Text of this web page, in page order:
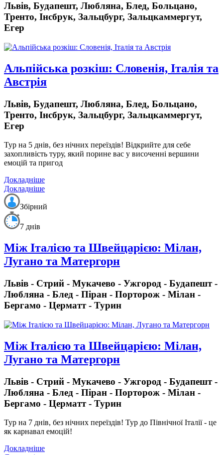
Львів, Будапешт, Любляна, Блед, Больцано,
Тренто, Інсбрук, Зальцбург, Зальцкаммергут,
Егер
Альпійська розкіш: Словенія, Італія та
Австрія
Львів, Будапешт, Любляна, Блед, Больцано,
Тренто, Інсбрук, Зальцбург, Зальцкаммергут,
Егер
Тур на 5 днів, без нічних переїздів! Відкрийте для себе
захопливість туру, який порине вас у височенні вершини
емоцій та пригод
Докладніше
Докладніше
Збірний
7 днів
Між Італією та Швейцарією: Мілан,
Лугано та Матергорн
Львів - Стрий - Мукачево - Ужгород - Будапешт -
Любляна - Блед - Піран - Порторож - Мілан -
Бергамо - Церматт - Турин
Між Італією та Швейцарією: Мілан,
Лугано та Матергорн
Львів - Стрий - Мукачево - Ужгород - Будапешт -
Любляна - Блед - Піран - Порторож - Мілан -
Бергамо - Церматт - Турин
Тур на 7 днів, без нічних переїздів! Тур до Північної Італії - це
як карнавал емоцій!
Докладніше